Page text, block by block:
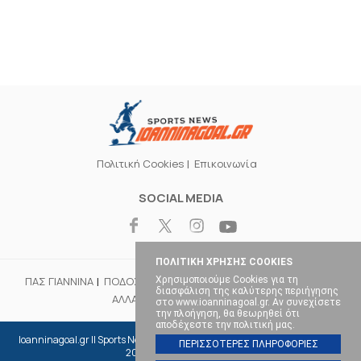
ΠΟΛΙΤΙΚΗ ΧΡΗΣΗΣ COOKIES
Χρησιμοποιούμε Cookies για τη
διασφάλιση της καλύτερης περιήγησης
στο www.ioanninagoal.gr. Αν συνεχίσετε
την πλοήγηση, θα θεωρηθεί ότι
αποδέχεστε την πολιτική μας.
ΠΕΡΙΣΣΟΤΕΡΕΣ ΠΛΗΡΟΦΟΡΙΕΣ
Πολιτική Cookies Επικοινωνία
SOCIAL MEDIA
ΠΑΣ ΓΙΑΝΝΙΝΑ ΠΟΔΟΣΦΑΙΡΟ ΜΠΑΣΚΕΤ ΒΟΛΕΪ
ΧΑΝΤΜΠΟΛ
ΑΛΛΑ ΣΠΟΡ
ΕΠΙΚΑΙΡΟΤΗΤΑ
Ioanninagoal.gr || Sports News || Αθλητικό portal στα Ιωάννινα, Copyright ©
2026, All rights reserved.